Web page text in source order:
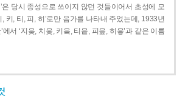
’은 당시 종성으로 쓰이지 않던 것들이어서 초성에 모
, 키, 티, 피, 히’로만 음가를 나타내 주었는데, 1933년
에서 ‘지읒, 치읓, 키읔, 티읕, 피읖, 히읗’과 같은 이름